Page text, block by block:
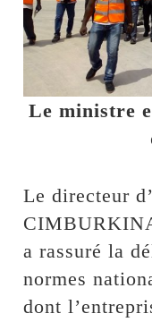
Le ministre
Le directeur
a rassuré la
normes
dont